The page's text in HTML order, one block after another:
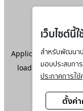
เว็บไซต์นี้
สำหรับพัฒนาป
มอบประสบกา
ประกาศการใช้
ตั้งค่
Application error: a
loading